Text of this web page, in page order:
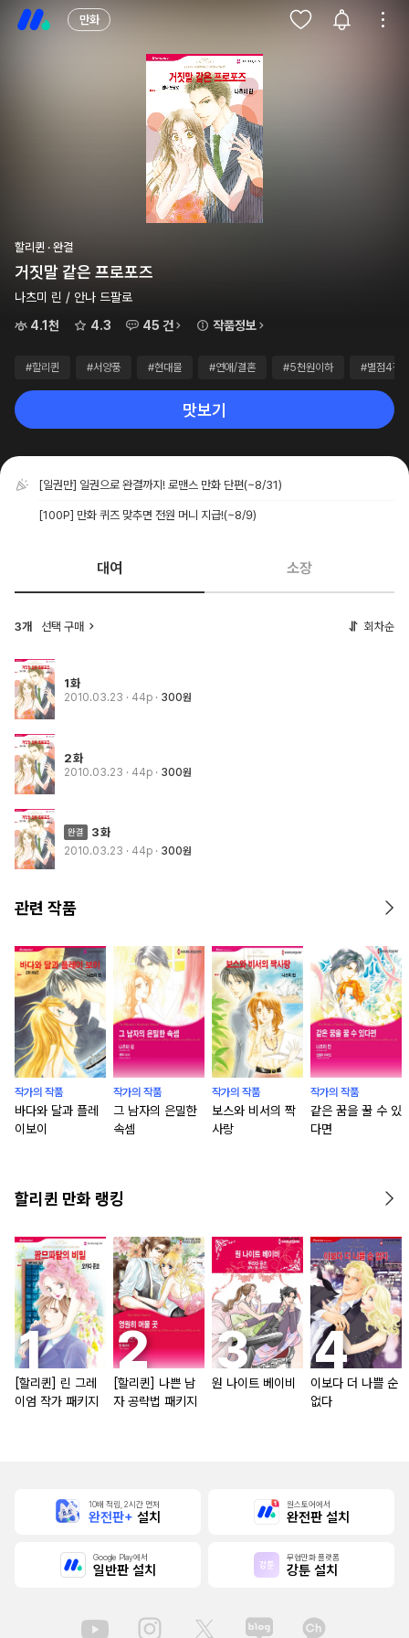
만화
할리퀸 · 완결
거짓말 같은 프로포즈
나츠미 린 / 안나 드팔로
4.1천
4.3 45 건 작품정보
#할리퀸 #서양풍 #현대물 #연애/결혼 #5천원이하 #별점4점
맛보기
[일권만] 일권으로 완결까지! 로맨스 만화 단편(~8/31)
[100P] 만화 퀴즈 맞추면 전원 머니 지급!(~8/9)
대여 소장
3개 선택 구매 회차순
1화
2010.03.23 · 44p 300원
2화
2010.03.23 · 44p 300원
3화
2010.03.23 · 44p 300원
관련 작품
작가의 작품
바다와 달과 플레
이보이
작가의 작품
그 남자의 은밀한
속셈
작가의 작품
보스와 비서의 짝
사랑
작가의 작품
같은 꿈을 꿀 수 있
다면
할리퀸 만화 랭킹
[할리퀸] 린 그레
이엄 작가 패키지
[할리퀸] 나쁜 남
자 공략법 패키지
원 나이트 베이비
이보다 더 나쁠 순
없다
10배 적립, 2시간 먼저
완전판+ 설치
원스토어에서
완전판 설치
Google Play에서
일반판 설치
무협만화 플랫폼
강툰 설치